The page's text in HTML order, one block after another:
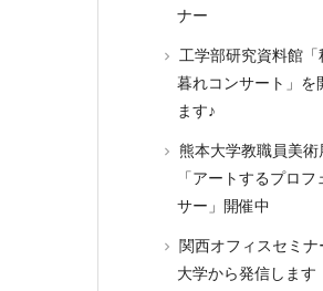
ナー
工学部研究資料館「
暮れコンサート」を
ます♪
熊本大学教職員美術
「アートするプロフ
サー」開催中
関西オフィスセミナ
大学から発信します